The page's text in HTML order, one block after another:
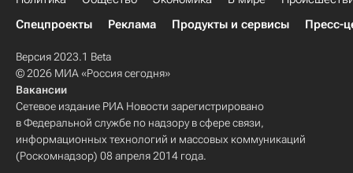
Спецпроекты
Реклама Продукты и сервисы Пресс-
Версия 2023.1 Beta
© 2026 МИА «Россия сегодня»
Вакансии
Сетевое издание РИА Новости зарегистрировано
в Федеральной службе по надзору в сфере связи,
информационных технологий и массовых коммуникаций
(Роскомнадзор) 08 апреля 2014 года.